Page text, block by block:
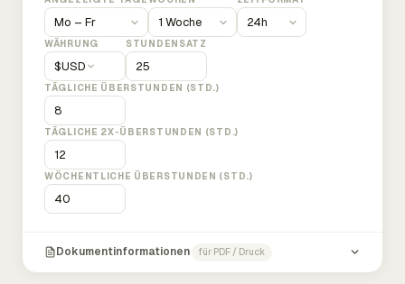
WÄHRUNG
$USD
STUNDENSATZ
TÄGLICHE ÜBERSTUNDEN (STD.)
TÄGLICHE 2X-ÜBERSTUNDEN (STD.)
WÖCHENTLICHE ÜBERSTUNDEN (STD.)
Dokumentinformationen für PDF / Druck